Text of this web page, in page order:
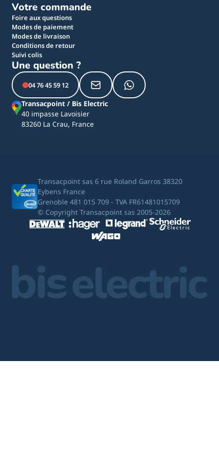
Votre commande
Foire aux questions
Modes de paiement
Modes de livraison
Conditions de retour
Suivi colis
Une question ?
04 76 45 59 12
Transacpoint / Bis Electric
40 impasse Lavoisier
83260 La Crau, France
Transacpoint sas 6 rue Roland Garros 38320
Eybens France
Grenoble 481 015 709 - TVA FR61481015709
© Copyright Transacpoint sas 2005-2026